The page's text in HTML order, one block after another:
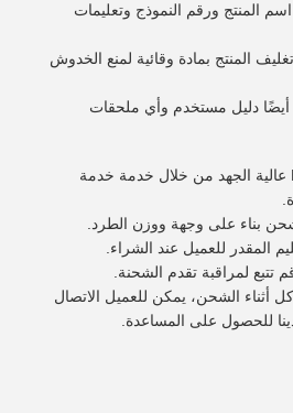
المنتج ورقم النموذج وتعليمات
المنتج بمادة وقائية لمنع الخدوش
دليل مستخدم وأي ملحقات
سيتم شحن منتج BMS عالية الجهد من خلال خدمة خدمة
بناء على وجهة ووزن الطرد.
المقدر للعميل عند الشراء.
لمراقبة تقدم الشحنة.
أثناء الشحن، يمكن للعميل الاتصال
للحصول على المساعدة.